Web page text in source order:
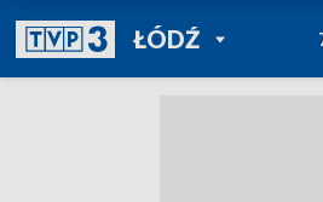
ŁÓDŹPOWRÓT DO
TVP REGIONY